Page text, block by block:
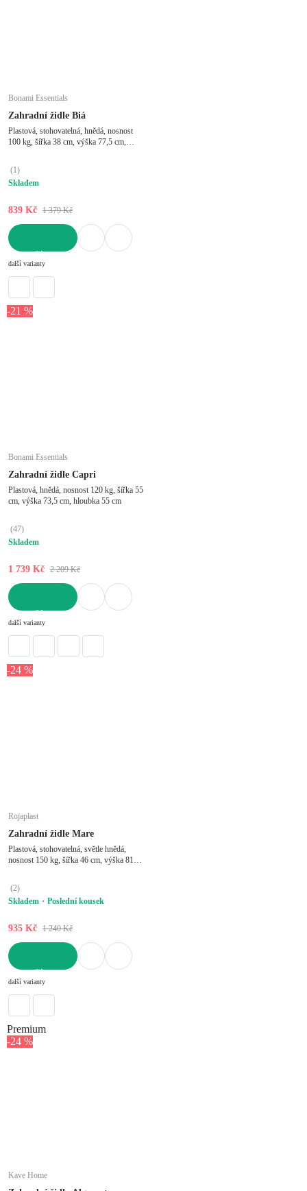
Bonami Essentials
Zahradní židle Biá
Plastová, stohovatelná, hnědá, nosnost
100 kg, šířka 38 cm, výška 77,5 cm,
(1)
Skladem
839 Kč 1 379 Kč
další varianty
-21 %
Bonami Essentials
Zahradní židle Capri
Plastová, hnědá, nosnost 120 kg, šířka 55
cm, výška 73,5 cm, hloubka 55 cm
(47)
Skladem
1 739 Kč 2 209 Kč
další varianty
-24 %
Rojaplast
Zahradní židle Mare
Plastová, stohovatelná, světle hnědá,
nosnost 150 kg, šířka 46 cm, výška 81
(2)
Skladem
Poslední kousek
935 Kč 1 240 Kč
další varianty
Premium
-24 %
Kave Home